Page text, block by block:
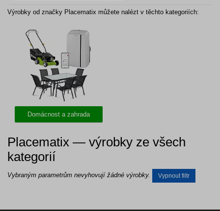
Výrobky od značky Placematix můžete nalézt v těchto kategoriích:
Domácnost a zahrada
Placematix — výrobky ze všech
kategorií
Vybraným parametrům nevyhovují žádné výrobky. Vypnout filtr